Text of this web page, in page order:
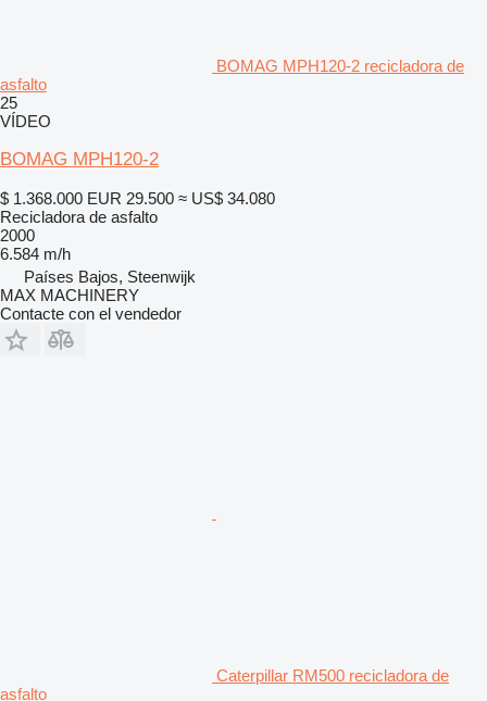
BOMAG MPH120-2 recicladora de
asfalto
25
VÍDEO
BOMAG MPH120-2
$ 1.368.000 EUR 29.500 ≈ US$ 34.080
Recicladora de asfalto
2000
6.584 m/h
Países Bajos, Steenwijk
MAX MACHINERY
Contacte con el vendedor
Caterpillar RM500 recicladora de
asfalto